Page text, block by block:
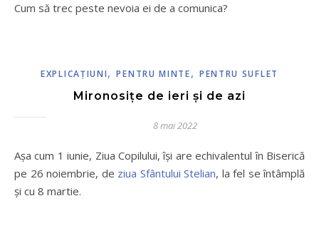
Cum să trec peste nevoia ei de a comunica?
EXPLICAŢIUNI,PENTRU MINTE, PENTRU SUFLET
Mironosițe de ieri și de azi
8 mai 2022
Așa cum 1 iunie, Ziua Copilului, își are echivalentul în Biserică
pe 26 noiembrie, de ziua Sfântului Stelian, la fel se întâmplă
și cu 8 martie.